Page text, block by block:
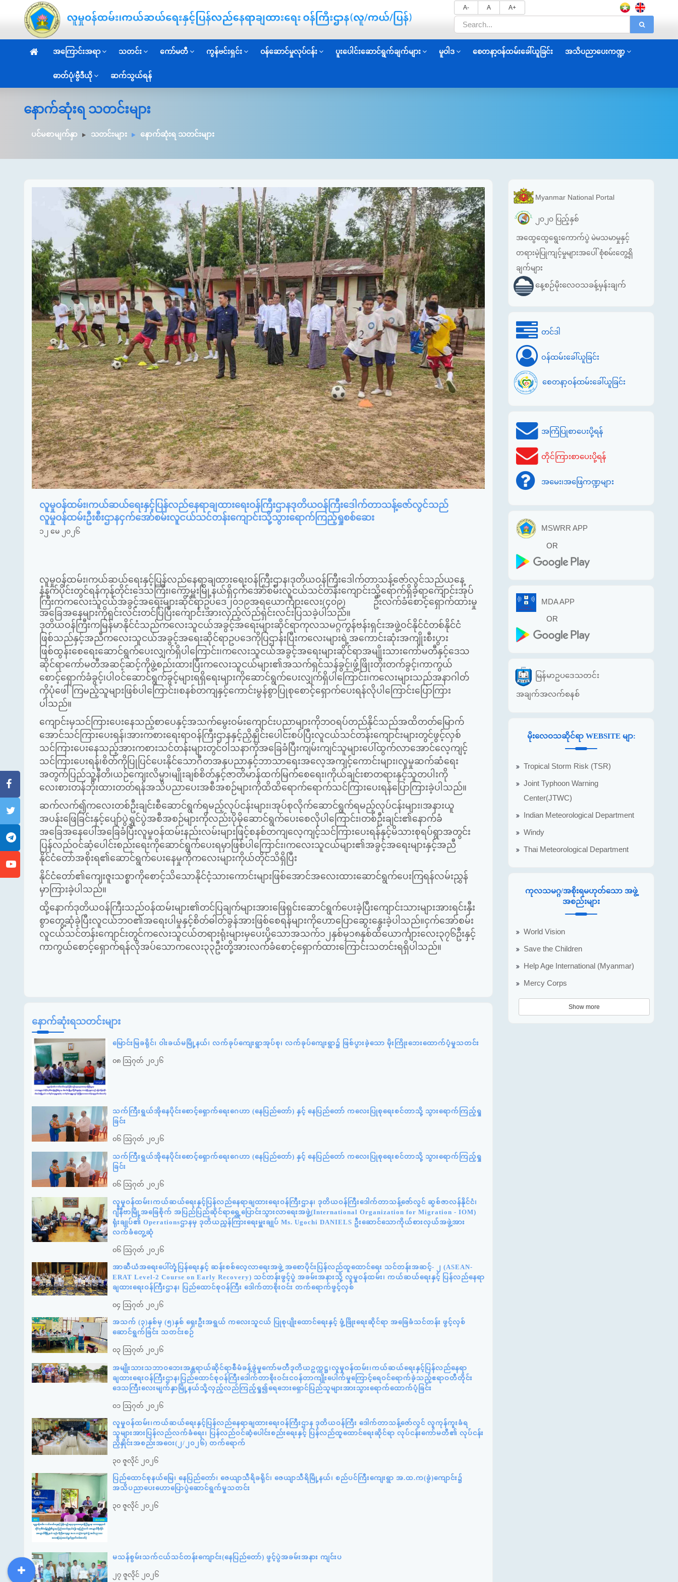
A- A A+
အကြောင်းအရာ သတင်း ကော်မတီ ကွန်ဗင်းရှင်း ဝန်ဆောင်မှုလုပ်ငန်း ပူးပေါင်းဆောင်ရွက်ချက်များ မူဝါဒ စေတနာ့ဝန်ထမ်းခေါ်ယူခြင်း အသိပညာပေးကဏ္ဍ
ဓာတ်ပုံ/ဗွီဒီယို ဆက်သွယ်ရန်
နောက်ဆုံးရ သတင်းများ
ပင်မစာမျက်နှာ သတင်းများ နောက်ဆုံးရ သတင်းများ
လူမှုဝန်ထမ်း၊ကယ်ဆယ်ရေးနှင့်ပြန်လည်နေရာချထားရေးဝန်ကြီးဌာနဒုတိယဝန်ကြီးဒေါက်တာသန့်ဇော်လွင်သည်
လူမှုဝန်ထမ်းဦးစီးဌာနငှက်အော်စမ်းလူငယ်သင်တန်းကျောင်းသို့သွားရောက်ကြည့်ရှုစစ်ဆေး
၁၂ မေ ၂၀၂၆
လူမှုဝန်ထမ်း၊ကယ်ဆယ်ရေးနှင့်ပြန်လည်နေရာချထားရေးဝန်ကြီးဌာန၊ဒုတိယဝန်ကြီးဒေါက်တာသန့်ဇော်လွင်သည်ယနေ့
နံနက်ပိုင်းတွင်ရန်ကုန်တိုင်းဒေသကြီး၊ကော့မှူးမြို့နယ်ရှိငှက်အော်စမ်းလူငယ်သင်တန်းကျောင်းသို့ရောက်ရှိခဲ့ရာကျောင်းအုပ်
ကြီးကကလေးသူငယ်အခွင့်အရေးများဆိုင်ရာဥပဒေ၂၀၁၉အရယောင်္ကျားလေး(၄၀၉) ဦးလက်ခံစောင့်ရှောက်ထားမှု
အခြေအနေများကိုရှင်းလင်းတင်ပြပြီးကျောင်းအားလှည့်လည်ရှင်းလင်းပြသခဲ့ပါသည်။
ဒုတိယဝန်ကြီးကမြန်မာနိုင်ငံသည်ကလေးသူငယ်အခွင့်အရေးများဆိုင်ရာကုလသမဂ္ဂကွန်ဗန်းရှင်းအဖွဲ့ဝင်နိုင်ငံတစ်နိုင်ငံ
ဖြစ်သည်နှင့်အညီကလေးသူငယ်အခွင့်အရေးဆိုင်ရာဥပဒေကိုပြဌာန်းပြီးကလေးများရဲ့အကောင်းဆုံးအကျိုးစီးပွား
ဖြစ်ထွန်းစေရေးဆောင်ရွက်ပေးလျှက်ရှိပါကြောင်း၊ကလေးသူငယ်အခွင့်အရေးများဆိုင်ရာအမျိုးသားကော်မတီနှင့်ဒေသ
ဆိုင်ရာကော်မတီအဆင့်ဆင့်ကိုဖွဲ့စည်းထားပြီးကလေးသူငယ်များ၏အသက်ရှင်သန်ခွင့်၊ဖွံ့ဖြိုးတိုးတက်ခွင့်၊ကာကွယ်
စောင့်ရှောက်ခံခွင့်၊ပါဝင်ဆောင်ရွက်ခွင့်များရရှိရေးများကိုဆောင်ရွက်ပေးလျှက်ရှိပါကြောင်း၊ကလေးများသည်အနာဂါတ်
ကိုပုံဖေါ်ကြမည့်သူများဖြစ်ပါကြောင်း၊စနစ်တကျနှင့်ကောင်းမွန်စွာပြုစုစောင့်ရှောက်ပေးရန်လိုပါကြောင်းပြောကြား
ပါသည်။
ကျောင်းမှသင်ကြားပေးနေသည့်စာပေနှင့်အသက်မွေးဝမ်းကျောင်းပညာများကိုဘဝရပ်တည်နိုင်သည်အထိတတ်မြောက်
အောင်သင်ကြားပေးရန်၊အားကစားရေးရာဝန်ကြီးဌာနနှင့်ညှိနှိုင်းပေါင်းစပ်ပြီးလူငယ်သင်တန်းကျောင်းများတွင်ဖွင့်လှစ်
သင်ကြားပေးနေသည့်အားကစားသင်တန်းများတွင်ဝါသနာကိုအခြေခံပြီးကျမ်းကျင်သူများပေါ်ထွက်လာအောင်လေ့ကျင့်
သင်ကြားပေးရန်၊စိတ်ကိုပြုပြင်ပေးနိုင်သောဂီတအနုပညာနှင့်ဘာသာရေးအလေ့အကျင့်ကောင်းများ၊လူမှုဆက်ဆံရေး
အတွက်ပြည်သူ့နီတိ၊ယဉ်ကျေးလိမ္မာ၊မျိုးချစ်စိတ်နှင့်ဇာတိမာန်ထက်မြက်စေရေး၊ကိုယ်ချင်းစာတရားနှင့်သူတပါးကို
လေးစားတန်ဘိုးထားတတ်ရန်အသိပညာပေးအစီအစဉ်များကိုထိထိရောက်ရောက်သင်ကြားပေးရန်ပြောကြားခဲ့ပါသည်။
ဆက်လက်၍ကလေးတစ်ဦးချင်းစီဆောင်ရွက်ရမည့်လုပ်ငန်းများ၊အုပ်စုလိုက်ဆောင်ရွက်ရမည့်လုပ်ငန်းများ၊အနားယူ
အပန်းဖြေခြင်းနှင့်ပျော်ပွဲရွှင်ပွဲအစီအစဉ်များကိုလည်းပိုမိုဆောင်ရွက်ပေးစေလိုပါကြောင်း၊တစ်ဦးချင်း၏နောက်ခံ
အခြေအနေပေါ်အခြေခံပြီးလူမှုဝန်ထမ်းနည်းလမ်းများဖြင့်စနစ်တကျလေ့ကျင့်သင်ကြားပေးရန်နှင့်မိသားစုရပ်ရွာအတွင်း
ပြန်လည်ဝင်ဆံ့ပေါင်းစည်းရေးကိုဆောင်ရွက်ပေးရမှာဖြစ်ပါကြောင်း၊ကလေးသူငယ်များ၏အခွင့်အရေးများနှင့်အညီ
နိုင်ငံတော်အစိုးရ၏ဆောင်ရွက်ပေးနေမှုကိုကလေးများကိုယ်တိုင်သိရှိပြီး
နိုင်ငံတော်၏ကျေးဇူးသစ္စာကိုစောင့်သိသောနိုင်ငံ့သားကောင်းများဖြစ်အောင်အလေးထားဆောင်ရွက်ပေးကြရန်လမ်းညွှန်
မှာကြားခဲ့ပါသည်။
ထို့နောက်ဒုတိယဝန်ကြီးသည်ဝန်ထမ်းများ၏တင်ပြချက်များအားဖြေရှင်းဆောင်ရွက်ပေးခဲ့ပြီးကျောင်းသားများအားရင်းနှီး
စွာတွေ့ဆုံခဲ့ပြီးလူငယ်ဘဝ၏အရေးပါမှုနှင့်စိတ်ဓါတ်ခွန်အားဖြစ်စေရန်များကိုဟောပြောဆွေးနွေးခဲ့ပါသည်။ငှက်အော်စမ်း
လူငယ်သင်တန်းကျောင်းတွင်ကလေးသူငယ်တရားရုံးများမှပေးပို့သောအသက်၁၂နှစ်မှ၁၈နှစ်ထိယောင်္ကျားလေး၃၇၆ဦးနှင့်
ကာကွယ်စောင့်ရှောက်ရန်လိုအပ်သောကလေး၃၃ဦးတို့အားလက်ခံစောင့်ရှောက်ထားကြောင်းသတင်းရရှိပါသည်။
နောက်ဆုံးရသတင်းများ
မြောင်းမြခရိုင်၊ ဝါးခယ်မမြို့နယ်၊ လက်ခုပ်ကျေးရွာအုပ်စု၊ လက်ခုပ်ကျေးရွာ၌ ဖြစ်ပွားခဲ့သော မိုးကြိုးဘေးထောက်ပံ့မှုသတင်း
၀၈ ဩဂုတ် ၂၀၂၆
သက်ကြီးရွယ်အိုနေပိုင်းစောင့်ရှောက်ရေးဂေဟာ (နေပြည်တော်) နှင့် နေပြည်တော် ကလေးပြုစုရေးစင်တာသို့ သွားရောက်ကြည့်ရှု
ခြင်း
၀၆ ဩဂုတ် ၂၀၂၆
သက်ကြီးရွယ်အိုနေပိုင်းစောင့်ရှောက်ရေးဂေဟာ (နေပြည်တော်) နှင့် နေပြည်တော် ကလေးပြုစုရေးစင်တာသို့ သွားရောက်ကြည့်ရှု
ခြင်း
၀၆ ဩဂုတ် ၂၀၂၆
လူမှုဝန်ထမ်း၊ကယ်ဆယ်ရေးနှင့်ပြန်လည်နေရာချထားရေးဝန်ကြီးဌာန၊ ဒုတိယဝန်ကြီးဒေါက်တာသန့်ဇော်လွင် ဆွစ်ဇာလန်နိုင်ငံ၊
ဂျီနီဗာမြို့အခြေစိုက် အပြည်ပြည်ဆိုင်ရာရွှေ့ပြောင်းသွားလာရေးအဖွဲ့(International Organization for Migration - IOM)
ရုံးချုပ်၏ Operationsဌာနမှ ဒုတိယညွှန်ကြားရေးမှူးချုပ် Ms. Ugochi DANIELS ဦးဆောင်သောကိုယ်စားလှယ်အဖွဲ့အား
လက်ခံတွေ့ဆုံ
၀၆ ဩဂုတ် ၂၀၂၆
အာဆီယံအရေးပေါ်တုံ့ပြန်ရေးနှင့် ဆန်းစစ်လေ့လာရေးအဖွဲ့ အစောပိုင်းပြန်လည်ထူထောင်ရေး သင်တန်းအဆင့်- ၂ (ASEAN-
ERAT Level-2 Course on Early Recovery) သင်တန်းဖွင့်ပွဲ အခမ်းအနားသို့ လူမှုဝန်ထမ်း၊ ကယ်ဆယ်ရေးနှင့် ပြန်လည်နေရာ
ချထားရေးဝန်ကြီးဌာန၊ ပြည်ထောင်စုဝန်ကြီး ဒေါက်တာစိုးဝင်း တက်ရောက်ဖွင့်လှစ်
၀၄ ဩဂုတ် ၂၀၂၆
အသက် (၃)နှစ်မှ (၅)နှစ် ရှေးဦးအရွယ် ကလေးသူငယ် ပြုစုပျိုးထောင်ရေးနှင့် ဖွံ့ဖြိုးရေးဆိုင်ရာ အခြေခံသင်တန်း ဖွင့်လှစ်
ဆောင်ရွက်ခြင်း သတင်းစဉ်
၀၃ ဩဂုတ် ၂၀၂၆
အမျိုးသားသဘာဝဘေးအန္တရာယ်ဆိုင်ရာစီမံခန့်ခွဲမှုကော်မတီဒုတိယဥက္ကဋ္ဌ၊လူမှုဝန်ထမ်း၊ကယ်ဆယ်ရေးနှင့်ပြန်လည်နေရာ
ချထားရေးဝန်ကြီးဌာန၊ပြည်ထောင်စုဝန်ကြီးဒေါက်တာစိုးဝင်းငဝန်တာကျိုးပေါက်မှုကြောင့်ရေဝင်ရောက်ခဲ့သည့်ဧရာဝတီတိုင်း
ဒေသကြီးလေးမျက်နှာမြို့နယ်သို့လှည့်လည်ကြည့်ရှု၍ရေဘေးရှောင်ပြည်သူများအားသွားရောက်ထောက်ပံ့ခြင်း
၀၁ ဩဂုတ် ၂၀၂၆
လူမှုဝန်ထမ်း၊ကယ်ဆယ်ရေးနှင့်ပြန်လည်နေရာချထားရေးဝန်ကြီးဌာန ဒုတိယဝန်ကြီး ဒေါက်တာသန့်ဇော်လွင် လူကုန်ကူးခံရ
သူများအားပြန်လည်လက်ခံရေး၊ ပြန်လည်ဝင်ဆံ့ပေါင်းစည်းရေးနှင့် ပြန်လည်ထူထောင်ရေးဆိုင်ရာ လုပ်ငန်းကော်မတီ၏ လုပ်ငန်း
ညှိနှိုင်းအစည်းအဝေး(၂/၂၀၂၆) တက်ရောက်
၃၀ ဇူလိုင် ၂၀၂၆
ပြည်ထောင်စုနယ်မြေ၊ နေပြည်တော်၊ ဇေယျာသီရိခရိုင်၊ ဇေယျာသီရိမြို့နယ်၊ စည်ပင်ကြီးကျေးရွာ အ.ထ.က(ခွဲ)ကျောင်း၌
အသိပညာပေးဟောပြောပွဲဆောင်ရွက်မှုသတင်း
၃၀ ဇူလိုင် ၂၀၂၆
မသန်စွမ်းသက်ငယ်သင်တန်းကျောင်း(နေပြည်တော်) ဖွင့်ပွဲအခမ်းအနား ကျင်းပ
၂၇ ဇူလိုင် ၂၀၂၆
Myanmar National Portal
၂၀၂၀ ပြည့်နှစ်
အထွေထွေရွေးကောက်ပွဲ မဲမသမာမှုနှင့်
တရားမဲ့ပြုကျင့်မှုများအပေါ် စုံစမ်းတွေ့ရှိ
ချက်များ
နေ့စဉ်မိုးလေဝသခန့်မှန်းချက်
တင်ဒါ
ဝန်ထမ်းခေါ်ယူခြင်း
စေတနာ့ဝန်ထမ်းခေါ်ယူခြင်း
အကြံပြုစာပေးပို့ရန်
တိုင်ကြားစာပေးပို့ရန်
အမေး၊အဖြေကဏ္ဍများ
MSWRR APP
OR
MDA APP
OR
မြန်မာဥပဒေသတင်း
အချက်အလက်စနစ်
မိုးလေဝသဆိုင်ရာ WEBSITE မျာ:
Tropical Storm Risk (TSR)
Joint Typhoon Warning
Center(JTWC)
Indian Meteorological Department
Windy
Thai Meteorological Department
ကုလသမဂ္ဂ/အစိုးရမဟုတ်သော အဖွဲ့
အစည်းများ
World Vision
Save the Children
Help Age International (Myanmar)
Mercy Corps
Show more